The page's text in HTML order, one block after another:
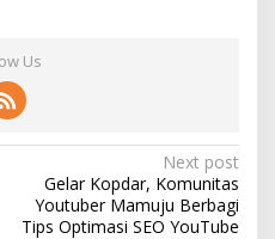
Us
Next post
Gelar Kopdar, Komunitas
Youtuber Mamuju Berbagi
Tips Optimasi SEO YouTube